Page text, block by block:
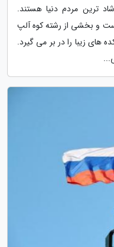
ترین مردم دنیا هستند.
و بخشی از رشته کوه آلپ
های زیبا را در بر می گیرد.